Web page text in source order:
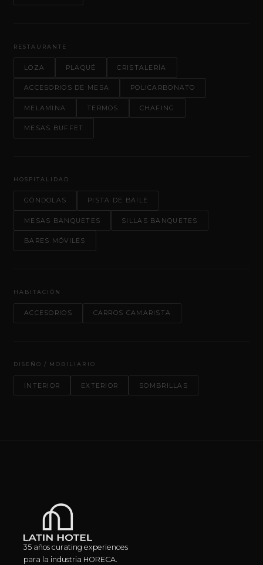
RESTAURANTE
LOZA PLAQUÉ CRISTALERÍA
ACCESORIOS DE MESA POLICARBONATO
MELAMINA TERMOS CHAFING
MESAS BUFFET
HOSPITALIDAD
GÓNDOLAS PISTA DE BAILE
MESAS BANQUETES SILLAS BANQUETES
BARES MÓVILES
HABITACIÓN
ACCESORIOS CARROS CAMARISTA
DISEÑO / MOBILIARIO
INTERIOR EXTERIOR SOMBRILLAS
35 años curating experiences
para la industria HORECA.